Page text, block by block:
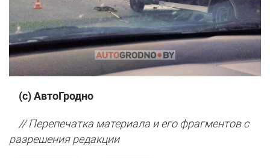
(с) АвтоГродно
// Перепечатка материала и его фрагментов с
разрешения редакции